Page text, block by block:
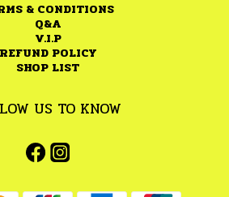
& CONDITIONS
Q&A
V.I.P
REFUND POLICY
SHOP LIST
US TO KNOW